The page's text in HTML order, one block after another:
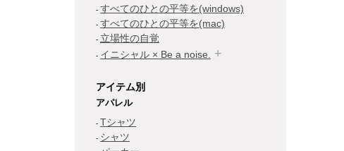
すべてのひとの平等を(windows)
すべてのひとの平等を(mac)
立場性の自覚
イニシャル × Be a noise.
アイテム別
アパレル
Tシャツ
シャツ